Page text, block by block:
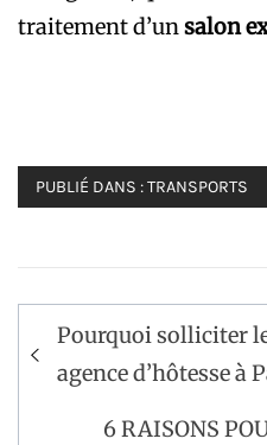
traitement d’unsalon
PUBLIÉ DANS :TRANSPORTS
Navigation
de
l’article
Pourquoi solliciter
agence d’hôtesse à
6 RAISONS